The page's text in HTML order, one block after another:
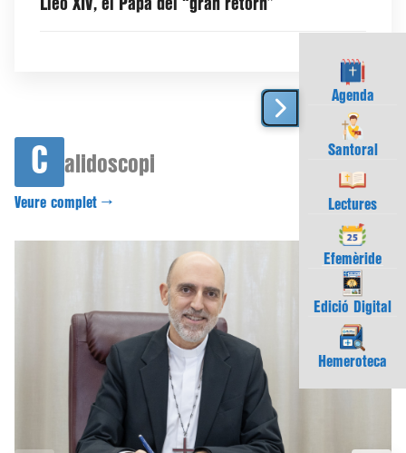
Agenda
Santoral
Lectures
Efemèride
Edició Digital
Hemeroteca
Lleó XIV, el Papa del “gran retorn”
C alidoscopi
Veure complet →